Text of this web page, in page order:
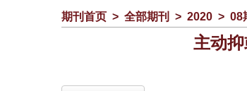
期刊首页 > 全部期刊 > 2020 > 08
主动